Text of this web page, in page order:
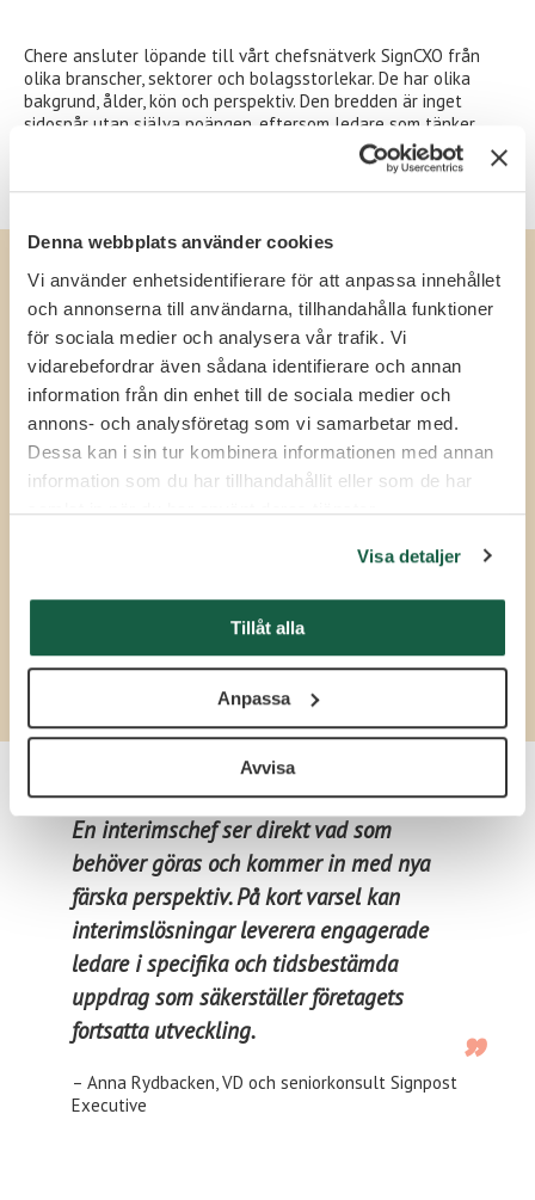
Denna webbplats använder cookies
Vi använder enhetsidentifierare för att anpassa innehållet
och annonserna till användarna, tillhandahålla funktioner
för sociala medier och analysera vår trafik. Vi
vidarebefordrar även sådana identifierare och annan
information från din enhet till de sociala medier och
annons- och analysföretag som vi samarbetar med.
Dessa kan i sin tur kombinera informationen med annan
information som du har tillhandahållit eller som de har
samlat in när du har använt deras tjänster.
Visa detaljer
Tillåt alla
Anpassa
Avvisa
Chere ansluter löpande till vårt chefsnätverk SignCXO från
olika branscher, sektorer och bolagsstorlekar. De har olika
bakgrund, ålder, kön och perspektiv. Den bredden är inget
sidospår utan själva poängen, eftersom ledare som tänker
annorlunda också ser lösningar andra missar.
Så går det till när du hyr och anlitar en
interimschef
Processen är enkel och snabb. I korthet tre steg:
Behovsdialog
Vi ringer upp och går igenom roll och behov tillsammans
med dig.
Matchning
via vårt chefsnätverk SignCXO. Vid mer ovanliga uppdrag
kan vi även utlysa konsultuppdraget via en anonym
Vi finns med under hela avtalsperioden, med stöd vid
introduktionen och täta avstämningar med både dig och
En interimschef ser direkt vad som
behöver göras och kommer in med nya
färska perspektiv. På kort varsel kan
interimslösningar leverera engagerade
ledare i specifika och tidsbestämda
uppdrag som säkerställer företagets
fortsatta utveckling.
– Anna Rydbacken, VD och seniorkonsult Signpost
Executive